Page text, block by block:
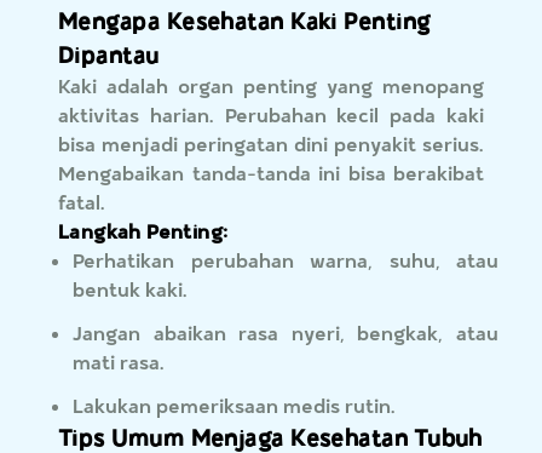
Mengapa Kesehatan Kaki Penting
Dipantau
Kaki adalah organ penting yang menopang
aktivitas harian. Perubahan kecil pada kaki
bisa menjadi peringatan dini penyakit serius.
Mengabaikan tanda-tanda ini bisa berakibat
fatal.
Langkah Penting:
Perhatikan perubahan warna, suhu, atau
bentuk kaki.
Jangan abaikan rasa nyeri, bengkak, atau
mati rasa.
Lakukan pemeriksaan medis rutin.
Tips Umum Menjaga Kesehatan Tubuh